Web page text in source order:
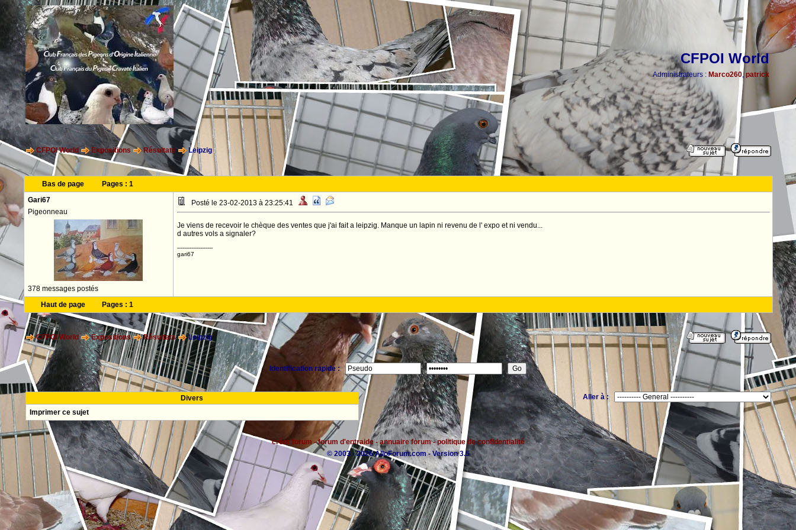
CFPOI World
Administrateurs : Marco260, patrick
CFPOI World Expositions Résultats Leipzig
Bas de page Pages : 1
Gari67
Pigeonneau
378 messages postés
Posté le 23-02-2013 à 23:25:41
Je viens de recevoir le chèque des ventes que j'ai fait a leipzig. Manque un lapin ni revenu de l' expo et ni vendu...
d autres vols a signaler?
--------------------
gari67
Haut de page Pages : 1
CFPOI World Expositions Résultats Leipzig
Identification rapide :
Divers
Imprimer ce sujet
Aller à :
créer forum-forum d'entraide-annuaire forum-politique de confidentialité
© 2003 - 2026 AlloForum.com - Version 3.5